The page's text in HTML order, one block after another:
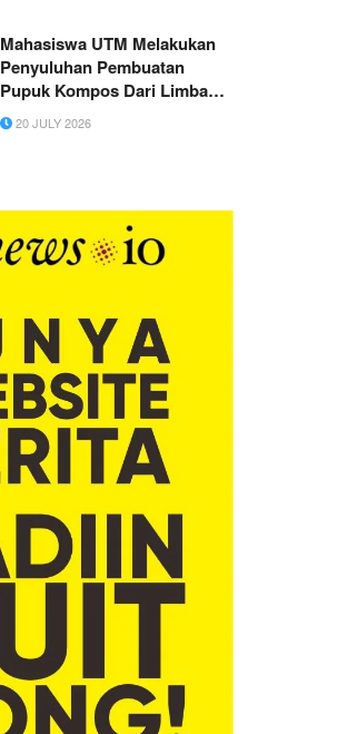
Mahasiswa UTM Melakukan
Penyuluhan Pembuatan
Pupuk Kompos Dari Limbah
Organik Rumah Tangga
Kepada Petani Desa
20 JULY 2026